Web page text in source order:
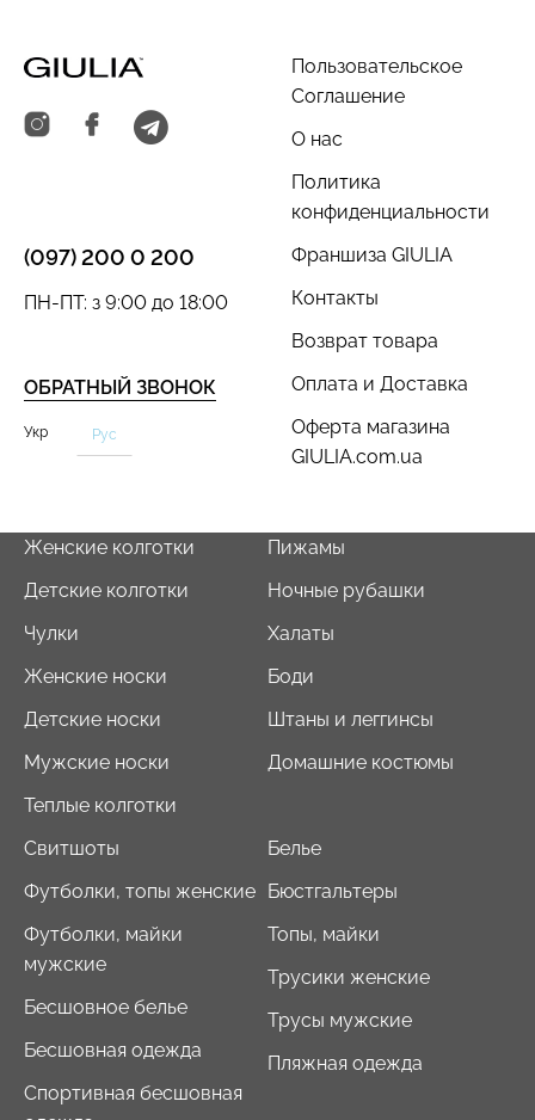
Пользовательское
Соглашение
О нас
Политика
конфиденциальности
Франшиза GIULIA
Контакты
Возврат товара
Оплата и Доставка
Оферта магазина
GIULIA.com.ua
(097) 200 0 200
ОБРАТНЫЙ ЗВОНОК
ПН-ПТ: з 9:00 до 18:00
Укр Рус
Женские колготки
Детские колготки
Чулки
Женские носки
Детские носки
Мужские носки
Теплые колготки
Пижамы
Ночные рубашки
Халаты
Боди
Штаны и леггинсы
Домашние костюмы
Свитшоты
Футболки, топы женские
Футболки, майки
мужские
Бесшовное белье
Бесшовная одежда
Спортивная бесшовная
Белье
Бюстгальтеры
Топы, майки
Трусики женские
Трусы мужские
Пляжная одежда